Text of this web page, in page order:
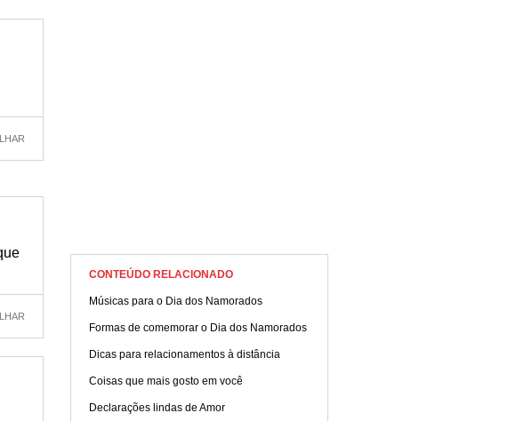
CONTEÚDO RELACIONADO
Músicas para o Dia dos Namorados
Formas de comemorar o Dia dos Namorados
Dicas para relacionamentos à distância
Coisas que mais gosto em você
Declarações lindas de Amor